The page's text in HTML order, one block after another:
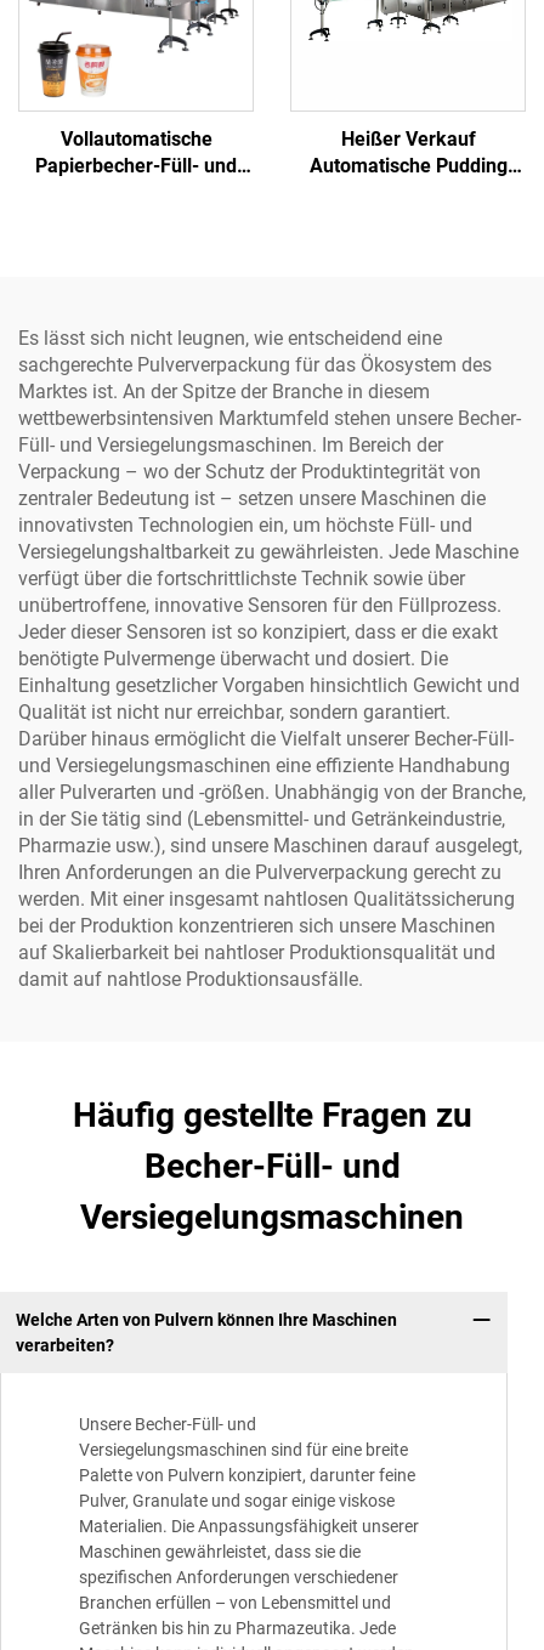
Vollautomatische
Papierbecher-Füll- und
Heißer Verkauf
Automatische Pudding
Es lässt sich nicht leugnen, wie entscheidend eine
sachgerechte Pulververpackung für das Ökosystem des
Marktes ist. An der Spitze der Branche in diesem
wettbewerbsintensiven Marktumfeld stehen unsere Becher-
Füll- und Versiegelungsmaschinen. Im Bereich der
Verpackung – wo der Schutz der Produktintegrität von
zentraler Bedeutung ist – setzen unsere Maschinen die
innovativsten Technologien ein, um höchste Füll- und
Versiegelungshaltbarkeit zu gewährleisten. Jede Maschine
verfügt über die fortschrittlichste Technik sowie über
unübertroffene, innovative Sensoren für den Füllprozess.
Jeder dieser Sensoren ist so konzipiert, dass er die exakt
benötigte Pulvermenge überwacht und dosiert. Die
Einhaltung gesetzlicher Vorgaben hinsichtlich Gewicht und
Qualität ist nicht nur erreichbar, sondern garantiert.
Darüber hinaus ermöglicht die Vielfalt unserer Becher-Füll-
und Versiegelungsmaschinen eine effiziente Handhabung
aller Pulverarten und -größen. Unabhängig von der Branche,
in der Sie tätig sind (Lebensmittel- und Getränkeindustrie,
Pharmazie usw.), sind unsere Maschinen darauf ausgelegt,
Ihren Anforderungen an die Pulververpackung gerecht zu
werden. Mit einer insgesamt nahtlosen Qualitätssicherung
bei der Produktion konzentrieren sich unsere Maschinen
auf Skalierbarkeit bei nahtloser Produktionsqualität und
damit auf nahtlose Produktionsausfälle.
Häufig gestellte Fragen zu
Becher-Füll- und
Versiegelungsmaschinen
Welche Arten von Pulvern können Ihre Maschinen
verarbeiten?
Unsere Becher-Füll- und
Versiegelungsmaschinen sind für eine breite
Palette von Pulvern konzipiert, darunter feine
Pulver, Granulate und sogar einige viskose
Materialien. Die Anpassungsfähigkeit unserer
Maschinen gewährleistet, dass sie die
spezifischen Anforderungen verschiedener
Branchen erfüllen – von Lebensmittel und
Getränken bis hin zu Pharmazeutika. Jede